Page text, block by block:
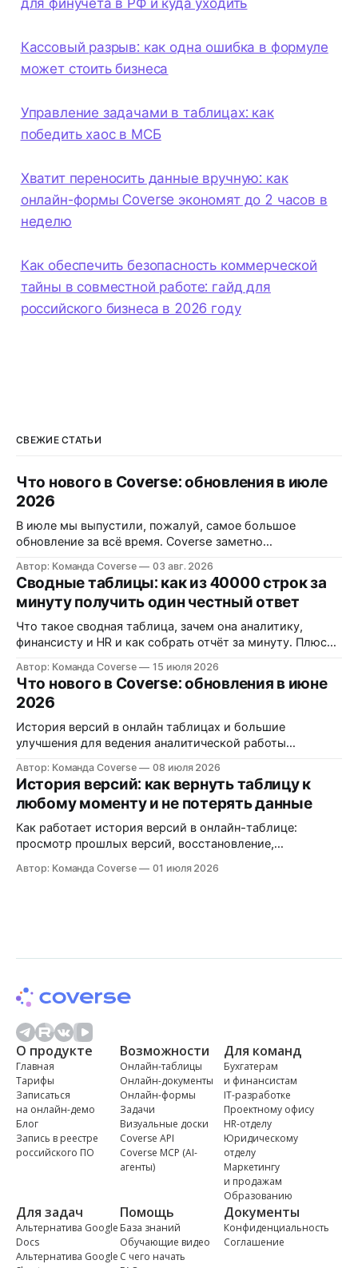
для финучёта в РФ и куда уходить
Кассовый разрыв: как одна ошибка в формуле
может стоить бизнеса
Управление задачами в таблицах: как
победить хаос в МСБ
Хватит переносить данные вручную: как
онлайн-формы Coverse экономят до 2 часов в
неделю
Как обеспечить безопасность коммерческой
тайны в совместной работе: гайд для
российского бизнеса в 2026 году
СВЕЖИЕ СТАТЬИ
Что нового в Coverse: обновления в июле
2026
В июле мы выпустили, пожалуй, самое большое
обновление за всё время. Coverse заметно
появились сводные таблицы, публичный API с
интеграциями и большое количество улучшений в
графиках и документах.
Автор: Команда Coverse 03 авг. 2026
Сводные таблицы: как из 40000 строк за
минуту получить один честный ответ
Что такое сводная таблица, зачем она аналитику,
финансисту и HR и как собрать отчёт за минуту. Плюс
Автор: Команда Coverse 15 июля 2026
Что нового в Coverse: обновления в июне
2026
История версий в онлайн таблицах и большие
улучшения для ведения аналитической работы
маркетологами
Автор: Команда Coverse 08 июля 2026
История версий: как вернуть таблицу к
любому моменту и не потерять данные
Как работает история версий в онлайн-таблице:
просмотр прошлых версий, восстановление,
Разбираем на практике
Автор: Команда Coverse 01 июля 2026
О продукте
Главная
Тарифы
Записаться
на онлайн-демо
Блог
Запись в реестре
российского ПО
Возможности
Онлайн-таблицы
Онлайн-документы
Онлайн-формы
Задачи
Визуальные доски
Coverse API
Coverse MCP (AI-
агенты)
Помощь
База знаний
Обучающие видео
С чего начать
Для команд
Бухгатерам
и финансистам
IT-разработке
Проектному офису
HR-отделу
Юридическому
отделу
Маркетингу
и продажам
Образованию
Для задач
Альтернатива Google
Docs
Альтернатива Google
Документы
Конфиденциальность
Соглашение